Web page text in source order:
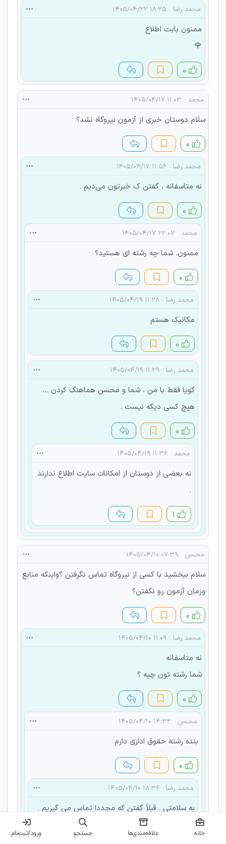
محمد رضا ۱۸:۲۵ ۱۴۰۵/۰۴/۲۲
ممنون بابت اطلاع
🌹
۰
محمد ۱۱:۰۳ ۱۴۰۵/۰۴/۱۷
سلام دوستان خبری از آزمون نیروگاه نشد؟
۰
محمد رضا ۱۱:۵۶ ۱۴۰۵/۰۴/۱۷
نه متاسفانه ، گفتن ک خبرتون می‌دیم .
۰
محمد ۲۲:۰۷ ۱۴۰۵/۰۴/۱۷
ممنون. شما چه رشته ای هستید؟
۰
محمد رضا ۱۱:۲۸ ۱۴۰۵/۰۴/۱۹
مکانیک هستم
۰
محمد رضا ۱۱:۲۹ ۱۴۰۵/۰۴/۱۹
گویا فقط با من ، شما و محسن هماهنگ کردن ...‌
هیچ کسی دیگه نیست .
۰
محمد ۱۱:۳۶ ۱۴۰۵/۰۴/۱۹
نه بعضی از دوستان از امکانات سایت اطلاع ندارند
.
۱
محسن ۰۷:۳۹ ۱۴۰۵/۰۴/۱۰
سلام ببخشید با کسی از نیروگاه تماس نگرفتن ؟واینکه منابع
وزمان آزمون رو نگفتن؟
۰
محمد رضا ۱۱:۰۹ ۱۴۰۵/۰۴/۱۰
نه متاسفانه
شما رشته تون چیه ؟
۰
محسن ۱۴:۳۲ ۱۴۰۵/۰۴/۱۰
بنده رشته حقوق اداری دارم
۰
محمد رضا ۱۸:۳۶ ۱۴۰۵/۰۴/۱۰
به سلامتی . قبلاً گفتن که مجددا تماس می گیریم .
خانه علاقه‌مندی‌ها جستجو ورود/ثبت‌نام